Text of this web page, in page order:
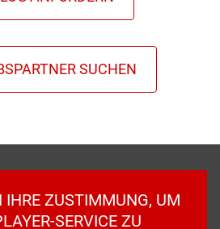
IHRE ZUSTIMMUNG, UM
SERVICE ZU